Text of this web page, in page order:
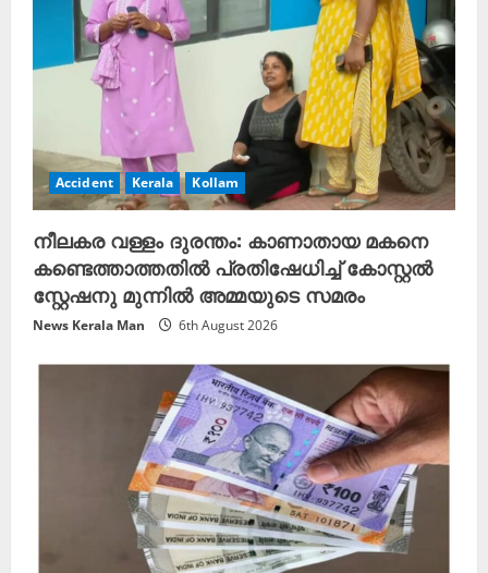
n
Accident Kerala Kollam
നീലകര വള്ളം ദുരന്തം: കാണാതായ മകനെ
കണ്ടെത്താത്തതിൽ പ്രതിഷേധിച്ച് കോസ്റ്റൽ
സ്റ്റേഷനു മുന്നിൽ അമ്മയുടെ സമരം
News Kerala Man 6th August 2026